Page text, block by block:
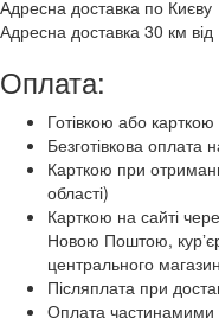
Адресна доставка по Києву
Адресна доставка 30 км від
Оплата:
Готівкою або
Безготівкова оплата
Карткою при
області)
Карткою на сайті
Новою Поштою,
центрального
Післяплата при
Оплата частинамими